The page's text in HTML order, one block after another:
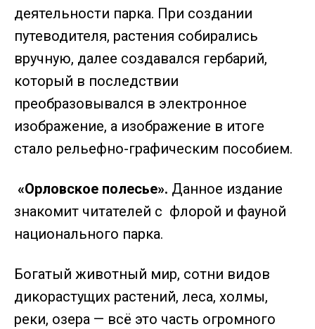
деятельности парка. При создании
путеводителя, растения собирались
вручную, далее создавался гербарий,
который в последствии
преобразовывался в электронное
изображение, а изображение в итоге
стало рельефно-графическим пособием.
«Орловское полесье». Данное издание
знакомит читателей с флорой и фауной
национального парка.
Богатый животный мир, сотни видов
дикорастущих растений, леса, холмы,
реки, озера — всё это часть огромного